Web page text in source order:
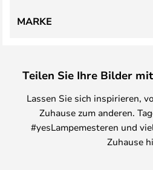
MARKE
Teilen Sie Ihre Bilder
Lassen Sie sich inspirieren,
Zuhause zum anderen.
#yesLampemesteren und
Zuhause